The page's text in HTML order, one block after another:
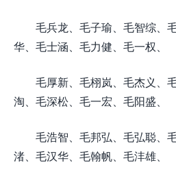
毛兵龙、毛子瑜、毛智综、
华、毛士涵、毛力健、毛一权、
毛厚新、毛栩岚、毛杰义、
淘、毛深松、毛一宏、毛阳盛、
毛浩智、毛邦弘、毛弘聪、
渚、毛汉华、毛翰帆、毛沣雄、